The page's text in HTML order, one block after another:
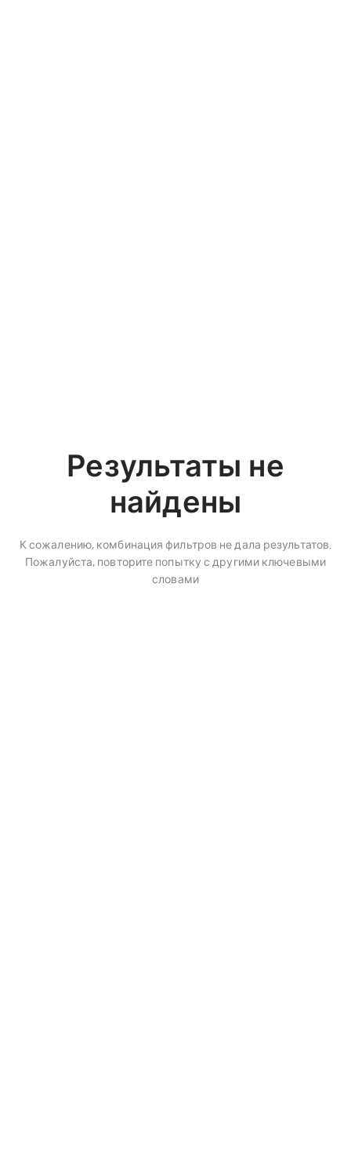
Результаты не
найдены
К сожалению, комбинация фильтров не дала результатов.
Пожалуйста, повторите попытку с другими ключевыми
словами